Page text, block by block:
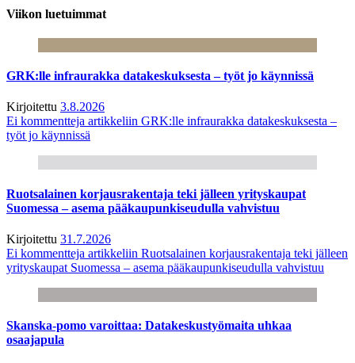
Viikon luetuimmat
GRK:lle infraurakka datakeskuksesta – työt jo käynnissä
Kirjoitettu 3.8.2026
Ei kommentteja artikkeliin GRK:lle infraurakka datakeskuksesta –
työt jo käynnissä
Ruotsalainen korjausrakentaja teki jälleen yrityskaupat
Suomessa – asema pääkaupunkiseudulla vahvistuu
Kirjoitettu 31.7.2026
Ei kommentteja artikkeliin Ruotsalainen korjausrakentaja teki jälleen
yrityskaupat Suomessa – asema pääkaupunkiseudulla vahvistuu
Skanska-pomo varoittaa: Datakeskustyömaita uhkaa
osaajapula